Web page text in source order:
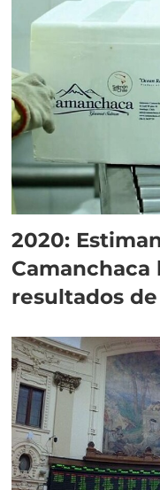
2020:
Camanchaca
resultados